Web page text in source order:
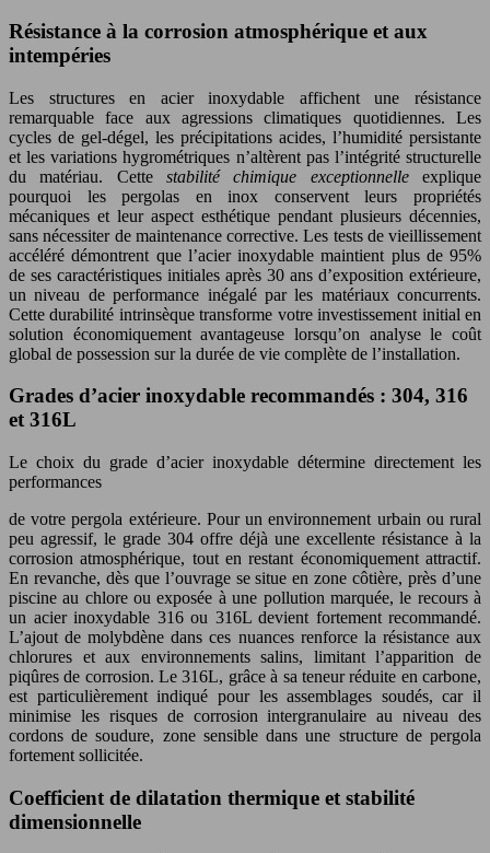
Résistance à la corrosion atmosphérique et aux
intempéries
Les structures en acier inoxydable affichent une résistance
remarquable face aux agressions climatiques quotidiennes. Les
cycles de gel-dégel, les précipitations acides, l’humidité persistante
et les variations hygrométriques n’altèrent pas l’intégrité structurelle
du matériau. Cette stabilité chimique exceptionnelleexplique
pourquoi les pergolas en inox conservent leurs propriétés
mécaniques et leur aspect esthétique pendant plusieurs décennies,
sans nécessiter de maintenance corrective. Les tests de vieillissement
accéléré démontrent que l’acier inoxydable maintient plus de 95%
de ses caractéristiques initiales après 30 ans d’exposition extérieure,
un niveau de performance inégalé par les matériaux concurrents.
Cette durabilité intrinsèque transforme votre investissement initial en
solution économiquement avantageuse lorsqu’on analyse le coût
global de possession sur la durée de vie complète de l’installation.
Grades d’acier inoxydable recommandés : 304, 316
et 316L
Le choix du grade d’acier inoxydable détermine directement les
performances
de votre pergola extérieure. Pour un environnement urbain ou rural
peu agressif, le grade 304 offre déjà une excellente résistance à la
corrosion atmosphérique, tout en restant économiquement attractif.
En revanche, dès que l’ouvrage se situe en zone côtière, près d’une
piscine au chlore ou exposée à une pollution marquée, le recours à
un acier inoxydable 316 ou 316L devient fortement recommandé.
L’ajout de molybdène dans ces nuances renforce la résistance aux
chlorures et aux environnements salins, limitant l’apparition de
piqûres de corrosion. Le 316L, grâce à sa teneur réduite en carbone,
est particulièrement indiqué pour les assemblages soudés, car il
minimise les risques de corrosion intergranulaire au niveau des
cordons de soudure, zone sensible dans une structure de pergola
fortement sollicitée.
Coefficient de dilatation thermique et stabilité
dimensionnelle